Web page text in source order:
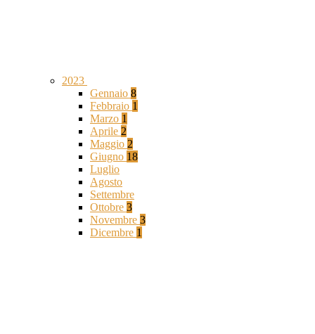
2023
Gennaio 8
Febbraio 1
Marzo 1
Aprile 2
Maggio 2
Giugno 18
Luglio
Agosto
Settembre
Ottobre 3
Novembre 3
Dicembre 1